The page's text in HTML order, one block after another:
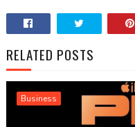
RELATED POSTS
Business